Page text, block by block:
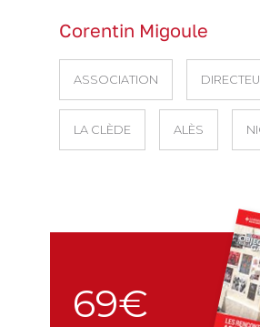
Corentin Migoule
ASSOCIATION
LA CLÈDE ALÈS
69€